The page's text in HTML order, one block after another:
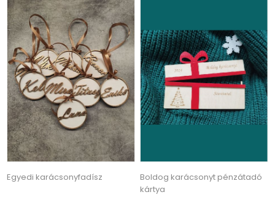
Egyedi karácsonyfadísz
Boldog karácsonyt pénzátadó
kártya